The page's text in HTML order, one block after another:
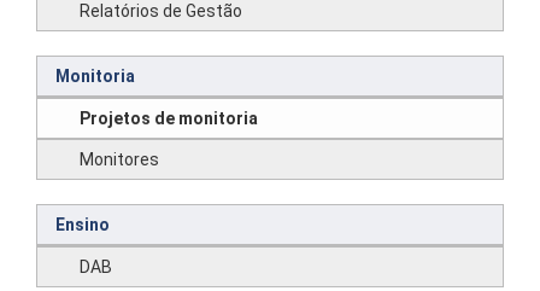
Relatórios de Gestão
Monitoria
Projetos de monitoria
Monitores
Ensino
DAB